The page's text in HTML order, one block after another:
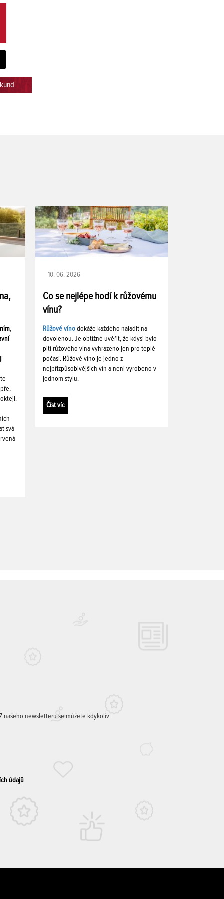
svá
10. 06. 2026
Co se nejlépe hodí k růžovému
vínu?
Růžové víno dokáže každého naladit na
dovolenou. Je obtížné uvěřit, že kdysi bylo
pití růžového vína vyhrazeno jen pro teplé
počasí. Růžové víno je jedno z
nejpřizpůsobivějších vín a není vyrobeno v
jednom stylu.
Číst víc
našeho newsletteru se můžete kdykoliv
údajů